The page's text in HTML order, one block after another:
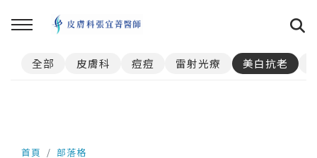
全部 皮膚科 痘痘 雷射光療 美白抗老
首頁
部落格